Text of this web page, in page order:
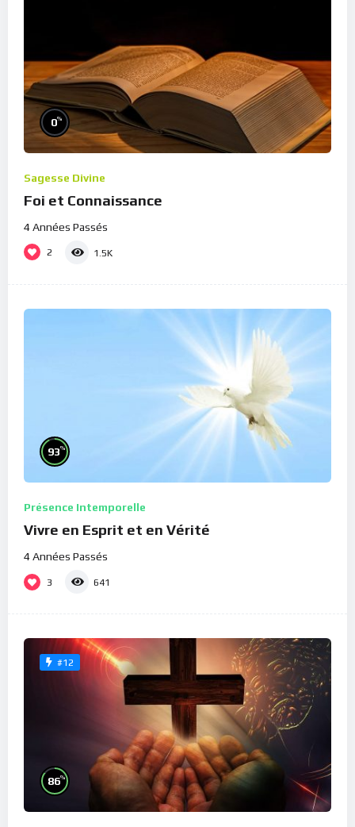
0%
Sagesse Divine
Foi et Connaissance
4 Années Passés
2 1.5K
93%
Présence Intemporelle
Vivre en Esprit et en Vérité
4 Années Passés
3 641
#12
86%